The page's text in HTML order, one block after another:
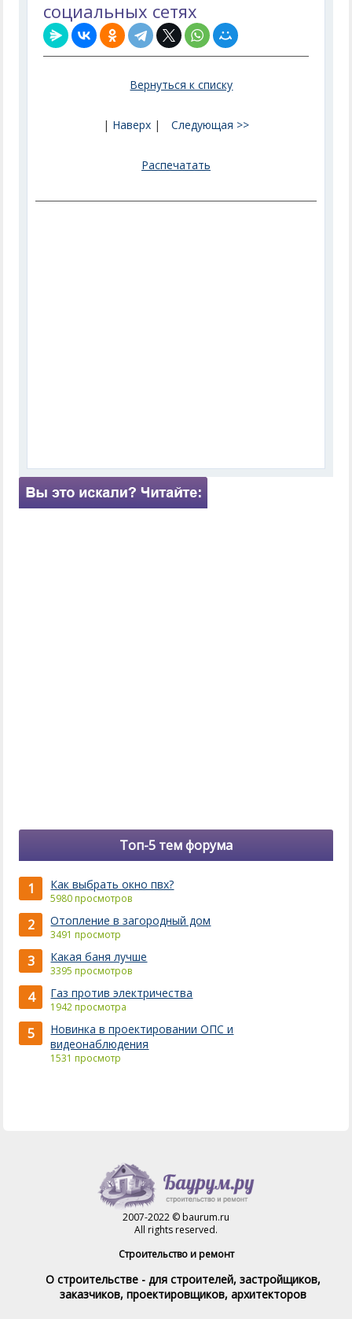
социальных сетях
Вернуться к списку
| Наверх| Следующая >>
Распечатать
Топ-5 тем форума
1 Как выбрать окно пвх?
5980 просмотров
2 Отопление в загородный дом
3491 просмотр
3 Какая баня лучше
3395 просмотров
4 Газ против электричества
1942 просмотра
5
Новинка в проектировании ОПС и
видеонаблюдения
1531 просмотр
2007-2022 © baurum.ru
All rights reserved.
Строительство и ремонт
О строительстве - для строителей, застройщиков,
заказчиков, проектировщиков, архитекторов